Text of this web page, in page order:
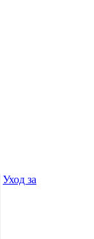
Уход за